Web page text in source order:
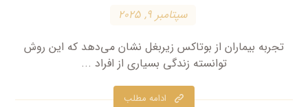
سپتامبر ۹, ۲۰۲۵
تجربه بیماران از بوتاکس زیربغل نشان می‌دهد که این روش
توانسته زندگی بسیاری از افراد ...
ادامه مطلب